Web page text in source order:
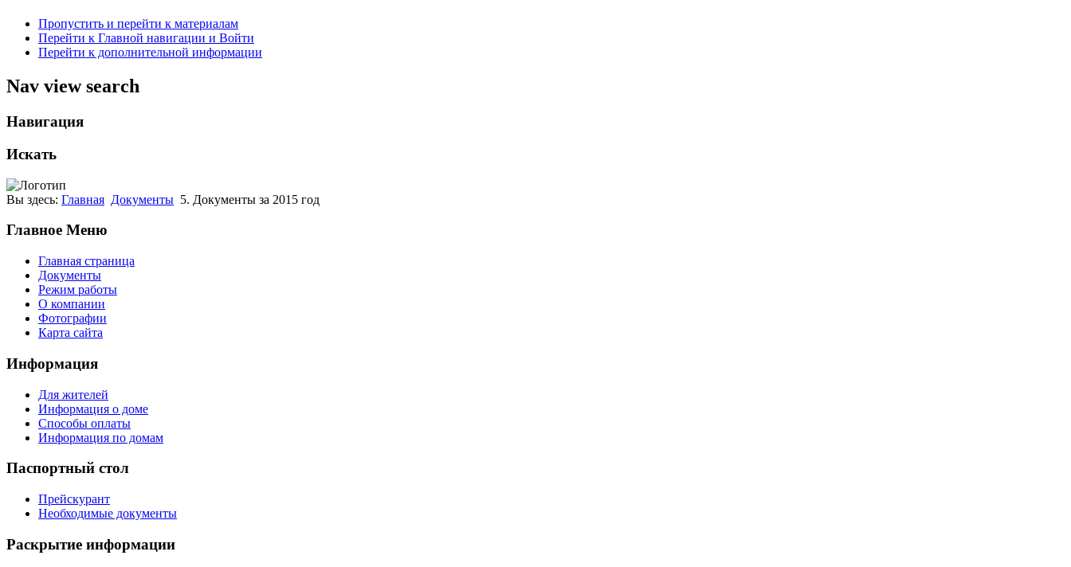
Пропустить и перейти к материалам
Перейти к Главной навигации и Войти
Перейти к дополнительной информации
Nav view search
Навигация
Искать
Вы здесь: Главная Документы 5. Документы за 2015 год
Главное Меню
Главная страница
Документы
Режим работы
О компании
Фотографии
Карта сайта
Информация
Для жителей
Информация о доме
Способы оплаты
Информация по домам
Паспортный стол
Прейскурант
Необходимые документы
Раскрытие информации